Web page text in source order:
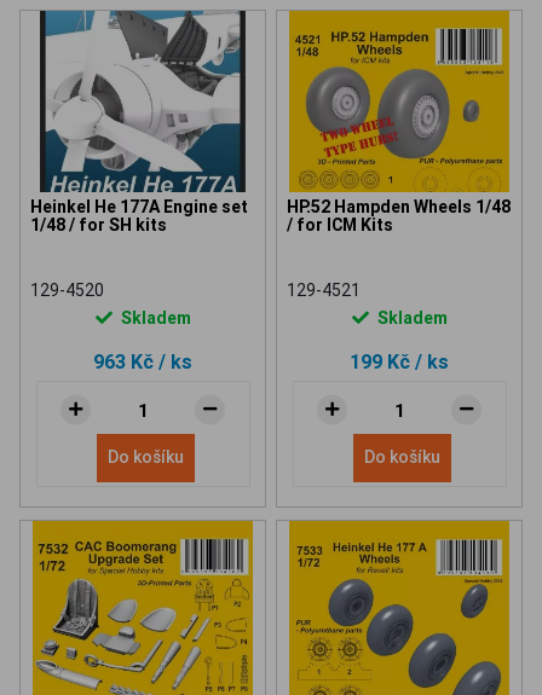
Heinkel He 177A Engine set
1/48 / for SH kits
129-4520
Skladem
963 Kč / ks
Do košíku
HP.52 Hampden Wheels 1/48
/ for ICM Kits
129-4521
Skladem
199 Kč / ks
Do košíku